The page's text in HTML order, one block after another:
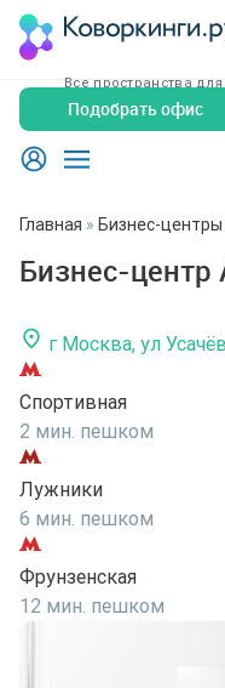
Все пространства
Подобрать офис
Главная » Бизнес-центры
Бизнес-центр
г Москва, ул
Спортивная
2 мин. пешком
Лужники
6 мин. пешком
Фрунзенская
12 мин. пешком